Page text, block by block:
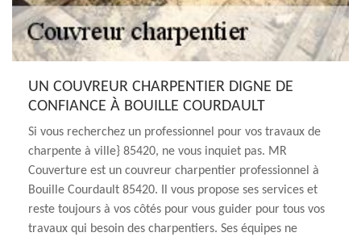
UN COUVREUR CHARPENTIER DIGNE DE
CONFIANCE À BOUILLE COURDAULT
Si vous recherchez un professionnel pour vos travaux de
charpente à ville} 85420, ne vous inquiet pas. MR
Couverture est un couvreur charpentier professionnel à
Bouille Courdault 85420. Il vous propose ses services et
reste toujours à vos côtés pour vous guider pour tous vos
travaux qui besoin des charpentiers. Ses équipes ne